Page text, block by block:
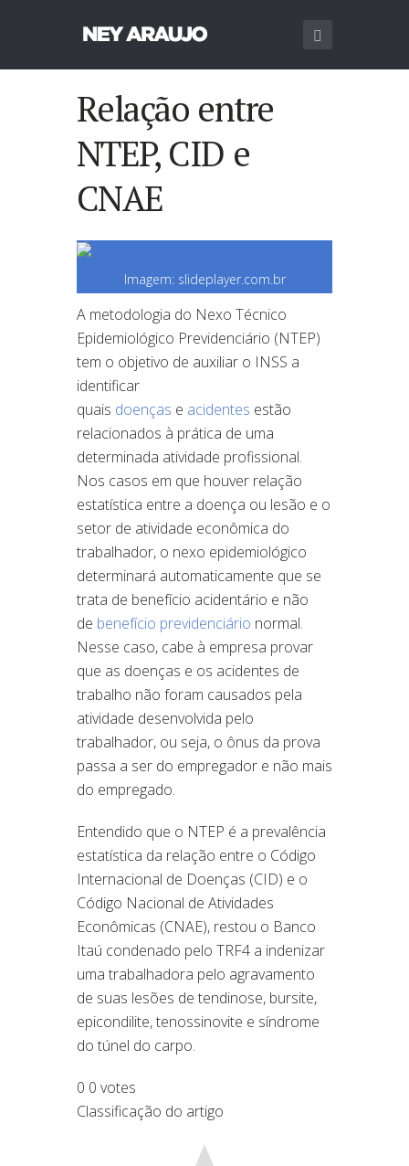
Relação entre
NTEP, CID e
CNAE
Imagem: slideplayer.com.br
A metodologia do Nexo Técnico
Epidemiológico Previdenciário (NTEP)
tem o objetivo de auxiliar o INSS a
identificar
quais doenças e acidentes estão
relacionados à prática de uma
determinada atividade profissional.
Nos casos em que houver relação
estatística entre a doença ou lesão e o
setor de atividade econômica do
trabalhador, o nexo epidemiológico
determinará automaticamente que se
trata de benefício acidentário e não
de benefício previdenciário normal.
Nesse caso, cabe à empresa provar
que as doenças e os acidentes de
trabalho não foram causados pela
atividade desenvolvida pelo
trabalhador, ou seja, o ônus da prova
passa a ser do empregador e não mais
do empregado.
Entendido que o NTEP é a prevalência
estatística da relação entre o Código
Internacional de Doenças (CID) e o
Código Nacional de Atividades
Econômicas (CNAE), restou o Banco
Itaú condenado pelo TRF4 a indenizar
uma trabalhadora pelo agravamento
de suas lesões de tendinose, bursite,
epicondilite, tenossinovite e síndrome
do túnel do carpo.
0 0 votes
Classificação do artigo